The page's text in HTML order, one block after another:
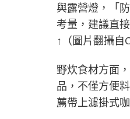
與露營燈，「
考量，建議直
↑（圖片翻攝自
野炊食材方面
品，不僅方便
薦帶上濾掛式